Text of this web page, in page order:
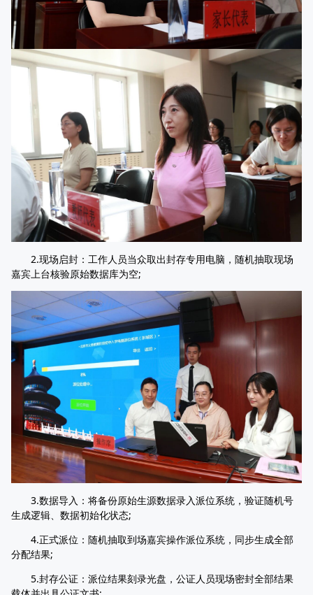
2.现场启封：工作人员当众取出封存专用电脑，随机抽取现场
嘉宾上台核验原始数据库为空;
3.数据导入：将备份原始生源数据录入派位系统，验证随机号
生成逻辑、数据初始化状态;
4.正式派位：随机抽取到场嘉宾操作派位系统，同步生成全部
分配结果;
5.封存公证：派位结果刻录光盘，公证人员现场密封全部结果